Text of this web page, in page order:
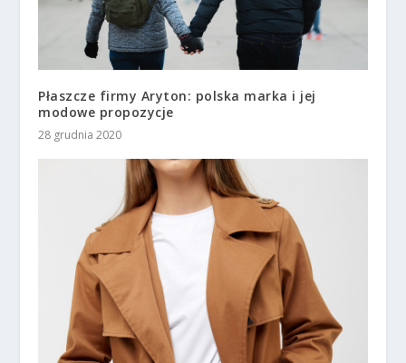
Płaszcze firmy Aryton: polska marka i jej
modowe propozycje
28 grudnia 2020